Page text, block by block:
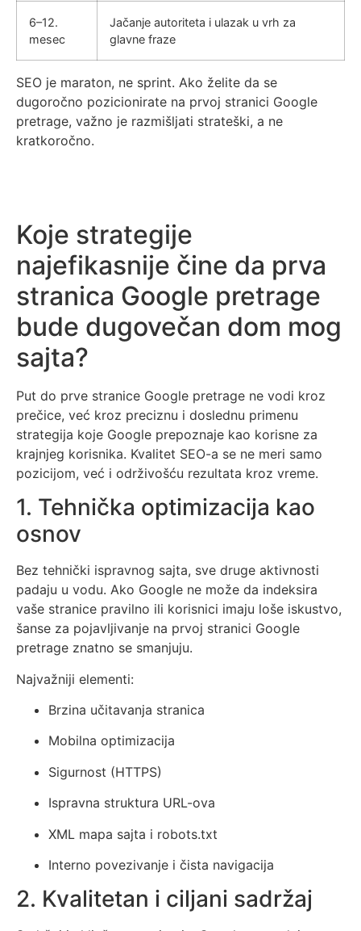
6–12.
mesec
Jačanje autoriteta i ulazak u vrh za
glavne fraze
SEO je maraton, ne sprint. Ako želite da se
dugoročno pozicionirate na prvoj stranici Google
pretrage, važno je razmišljati strateški, a ne
kratkoročno.
Koje strategije
najefikasnije čine da prva
stranica Google pretrage
bude dugovečan dom mog
sajta?
Put do prve stranice Google pretrage ne vodi kroz
prečice, već kroz preciznu i doslednu primenu
strategija koje Google prepoznaje kao korisne za
krajnjeg korisnika. Kvalitet SEO-a se ne meri samo
pozicijom, već i održivošću rezultata kroz vreme.
1. Tehnička optimizacija kao
osnov
Bez tehnički ispravnog sajta, sve druge aktivnosti
padaju u vodu. Ako Google ne može da indeksira
vaše stranice pravilno ili korisnici imaju loše iskustvo,
šanse za pojavljivanje na prvoj stranici Google
pretrage znatno se smanjuju.
Najvažniji elementi:
Brzina učitavanja stranica
Mobilna optimizacija
Sigurnost (HTTPS)
Ispravna struktura URL-ova
XML mapa sajta i robots.txt
Interno povezivanje i čista navigacija
2. Kvalitetan i ciljani sadržaj